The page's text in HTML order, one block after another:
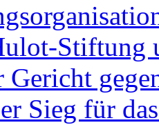
Stiftung
Sieg für